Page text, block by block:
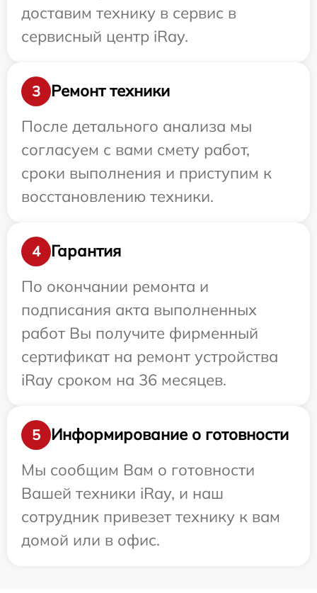
доставим технику в сервис в
сервисный центр iRay.
3
Ремонт техники
После детального анализа мы
согласуем с вами смету работ,
сроки выполнения и приступим к
восстановлению техники.
4
Гарантия
По окончании ремонта и
подписания акта выполненных
работ Вы получите фирменный
сертификат на ремонт устройства
iRay сроком на 36 месяцев.
5
Информирование о готовности
Мы сообщим Вам о готовности
Вашей техники iRay, и наш
сотрудник привезет технику к вам
домой или в офис.